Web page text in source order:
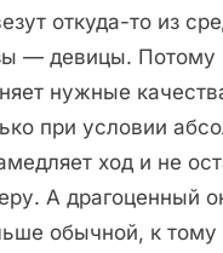
откуда-то из
— девицы. Потому
нужные
при условии
ход и не
А драгоценный
обычной, к